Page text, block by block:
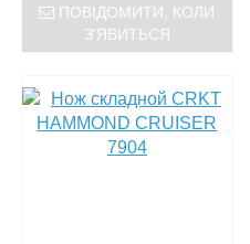
ПОВІДОМИТИ, КОЛИ
З'ЯВИТЬСЯ